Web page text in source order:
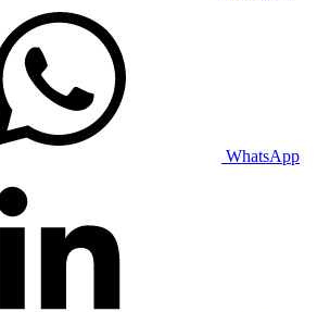
WhatsApp